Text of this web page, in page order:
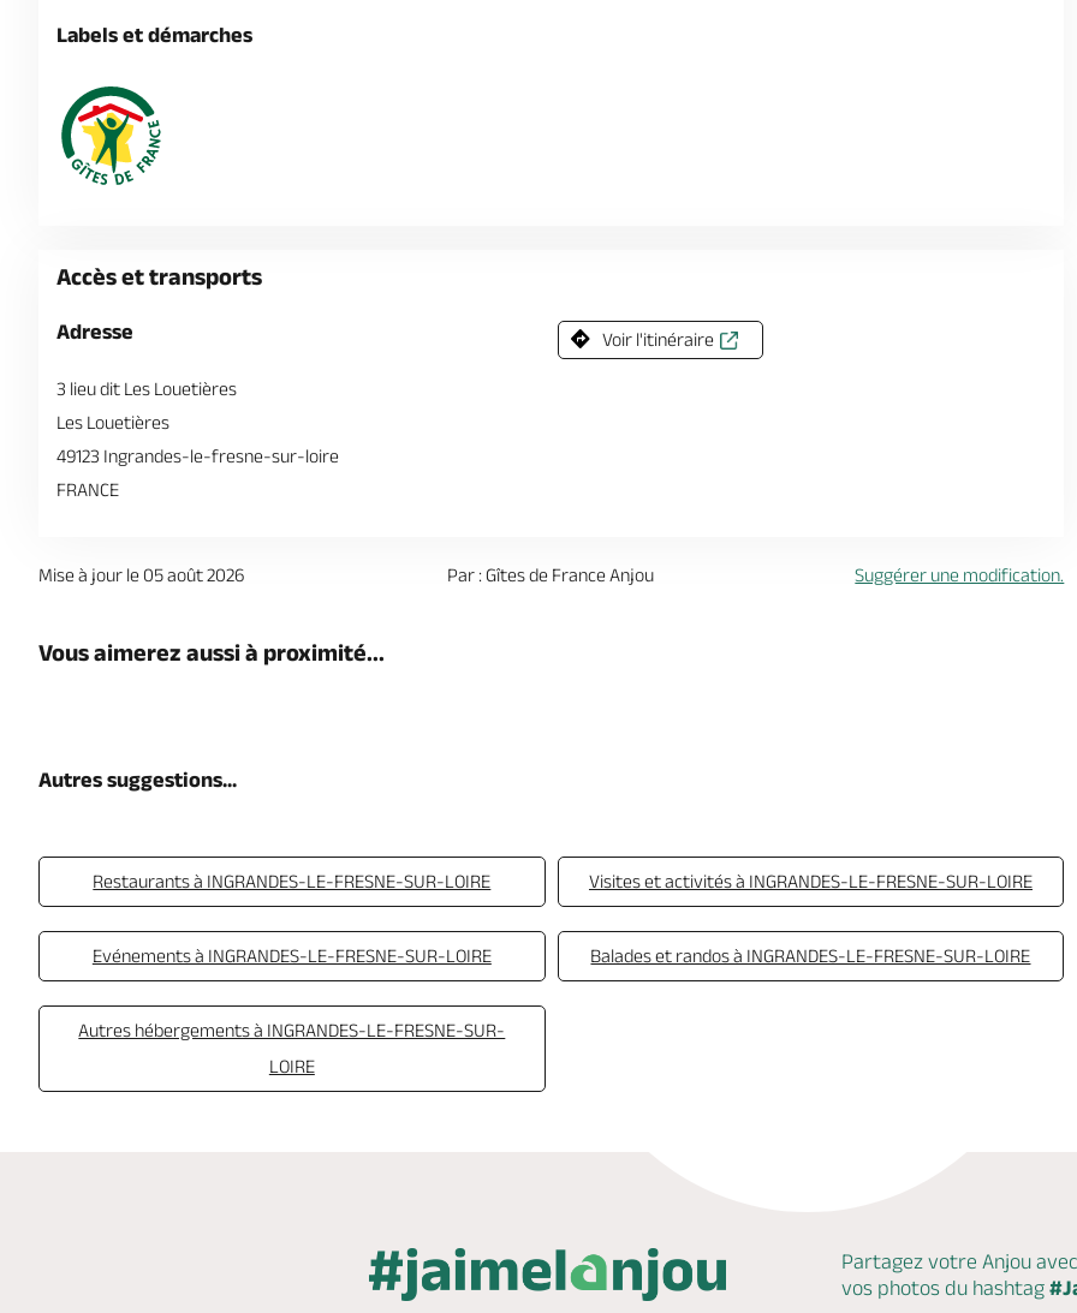
Labels et démarches
Accès et transports
Adresse
3 lieu dit Les Louetières
Les Louetières
49123 Ingrandes-le-fresne-sur-loire
FRANCE
Voir l'itinéraire
Mise à jour le 05 août 2026 Par : Gîtes de France Anjou Suggérer une modification.
Vous aimerez aussi à proximité...
Autres suggestions...
Restaurants à INGRANDES-LE-FRESNE-SUR-LOIRE Visites et activités à INGRANDES-LE-FRESNE-SUR-LOIRE
Evénements à INGRANDES-LE-FRESNE-SUR-LOIRE Balades et randos à INGRANDES-LE-FRESNE-SUR-LOIRE
Autres hébergements à INGRANDES-LE-FRESNE-SUR-
LOIRE
Partagez votre Anjou
vos photos du hashtag